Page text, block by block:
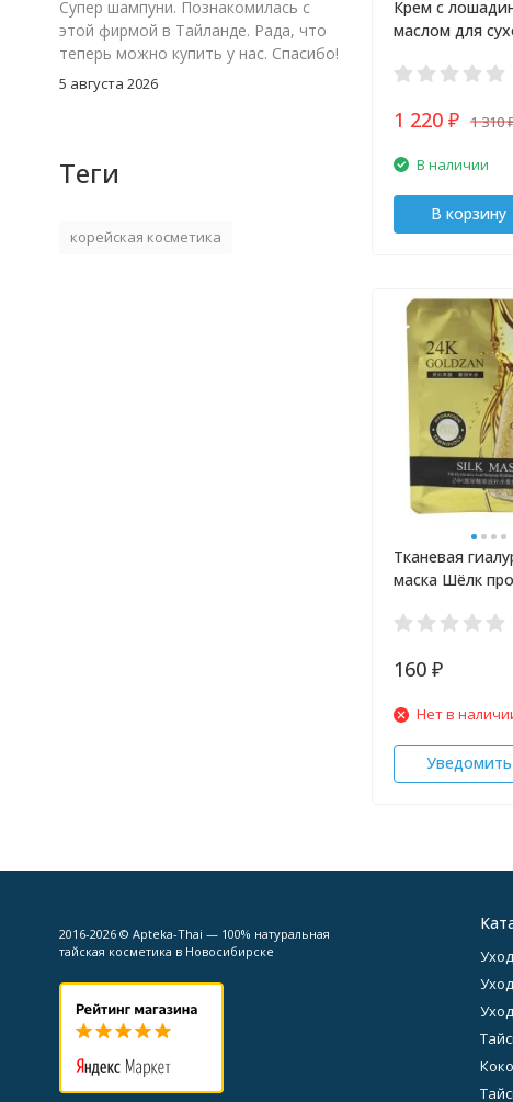
Крем с
маслом для
лица 70 гр
1 220 ₽ 1 310
В наличии
В корзину
Тканевая
маска Шёлк
160 ₽
Нет в
Уведомить
Супер шампуни. Познакомилась с
этой фирмой в Тайланде. Рада, что
теперь можно купить у нас. Спасибо!
5 августа 2026
Теги
корейская косметика
2016-2026 © Apteka-Thai — 100% натуральная
тайская косметика в Новосибирске